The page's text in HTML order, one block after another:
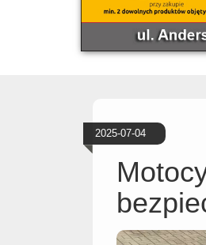
2025-07-04